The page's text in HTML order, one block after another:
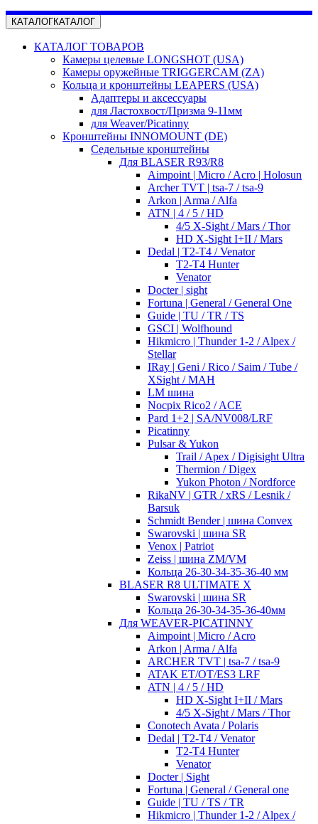
КАТАЛОГКАТАЛОГ
КАТАЛОГ ТОВАРОВ
Камеры целевые LONGSHOT (USA)
Камеры оружейные TRIGGERCAM (ZA)
Кольца и кронштейны LEAPERS (USA)
Адаптеры и аксессуары
для Ластохвост/Призма 9-11мм
для Weaver/Picatinny
Кронштейны INNOMOUNT (DE)
Седельные кронштейны
Для BLASER R93/R8
Aimpoint | Micro / Acro | Holosun
Archer TVT | tsa-7 / tsa-9
Arkon | Arma / Alfa
ATN | 4 / 5 / HD
4/5 X-Sight / Mars / Thor
HD X-Sight I+II / Mars
Dedal | T2-T4 / Venator
T2-T4 Hunter
Venator
Docter | sight
Fortuna | General / General One
Guide | TU / TR / TS
GSCI | Wolfhound
Hikmicro | Thunder 1-2 / Alpex /
Stellar
IRay | Geni / Rico / Saim / Tube /
XSight / MAH
LM шина
Nocpix Rico2 / ACE
Pard 1+2 | SA/NV008/LRF
Picatinny
Pulsar & Yukon
Trail / Apex / Digisight Ultra
Thermion / Digex
Yukon Photon / Nordforce
RikaNV | GTR / xRS / Lesnik /
Barsuk
Schmidt Bender | шина Convex
Swarovski | шина SR
Venox | Patriot
Zeiss | шина ZM/VM
Кольца 26-30-34-35-36-40 мм
BLASER R8 ULTIMATE X
Swarovski | шина SR
Кольца 26-30-34-35-36-40мм
Для WEAVER-PICATINNY
Aimpoint | Micro / Acro
Arkon | Arma / Alfa
ARCHER TVT | tsa-7 / tsa-9
ATAK ET/OT/ES3 LRF
ATN | 4 / 5 / HD
HD X-Sight I+II / Mars
4/5 X-Sight / Mars / Thor
Conotech Avata / Polaris
Dedal | T2-T4 / Venator
T2-T4 Hunter
Venator
Docter | Sight
Fortuna | General / General one
Guide | TU / TS / TR
Hikmicro | Thunder 1-2 / Alpex /